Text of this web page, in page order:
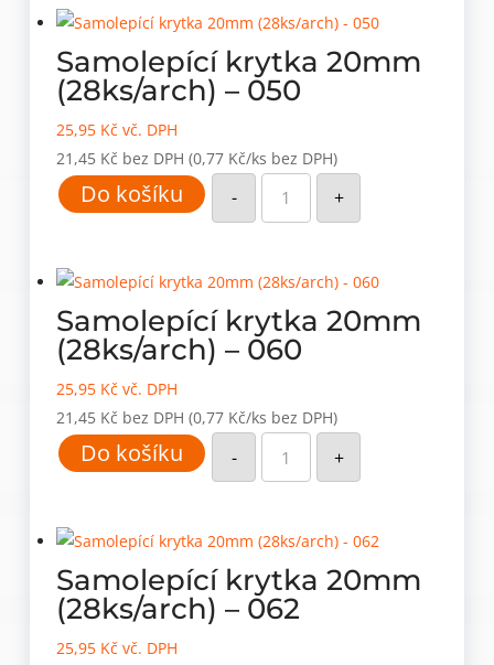
šedý
grafit
Samolepící krytka 20mm
(28ks/arch) – 050
25,95 Kč vč. DPH
21,45 Kč bez DPH (0,77 Kč/ks bez DPH)
Do košíku -
Samolepící
krytka
20mm
(28ks/arch)
množství
+
Samolepící krytka 20mm
(28ks/arch) – 060
25,95 Kč vč. DPH
21,45 Kč bez DPH (0,77 Kč/ks bez DPH)
Do košíku -
Samolepící
krytka
20mm
(28ks/arch)
množství
+
Samolepící krytka 20mm
(28ks/arch) – 062
25,95 Kč vč. DPH